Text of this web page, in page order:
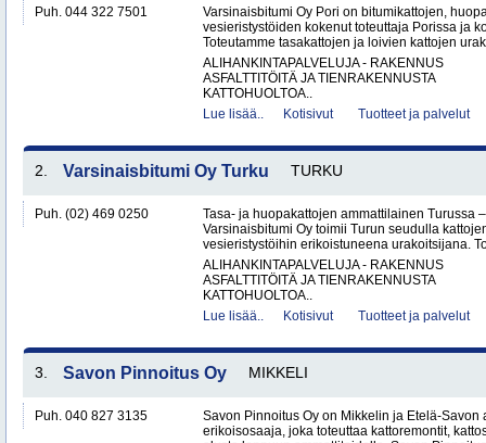
Puh. 044 322 7501
Varsinaisbitumi Oy Pori on bitumikattojen,
vesieristystöiden kokenut toteuttaja Porissa ja
Toteutamme tasakattojen ja loivien kattojen
ALIHANKINTAPALVELUJA - RAKENNUS
ASFALTTITÖITÄ JA TIENRAKENNUSTA
KATTOHUOLTOA..
Lue lisää..
Kotisivut Tuotteet ja palvelut
2. Varsinaisbitumi Oy Turku TURKU
Puh. (02) 469 0250
Tasa- ja huopakattojen ammattilainen Turussa
Varsinaisbitumi Oy toimii Turun seudulla
vesieristystöihin erikoistuneena urakoitsijana.
ALIHANKINTAPALVELUJA - RAKENNUS
ASFALTTITÖITÄ JA TIENRAKENNUSTA
KATTOHUOLTOA..
Lue lisää..
Kotisivut Tuotteet ja palvelut
3. Savon Pinnoitus Oy MIKKELI
Puh. 040 827 3135
Savon Pinnoitus Oy on Mikkelin ja Etelä-Savon
erikoisosaaja, joka toteuttaa kattoremontit,